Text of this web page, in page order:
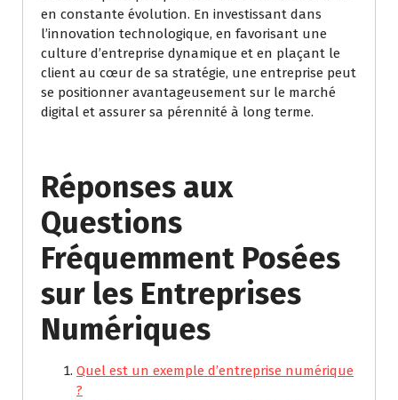
en constante évolution. En investissant dans
l’innovation technologique, en favorisant une
culture d’entreprise dynamique et en plaçant le
client au cœur de sa stratégie, une entreprise peut
se positionner avantageusement sur le marché
digital et assurer sa pérennité à long terme.
Réponses aux
Questions
Fréquemment Posées
sur les Entreprises
Numériques
Quel est un exemple d’entreprise numérique
?